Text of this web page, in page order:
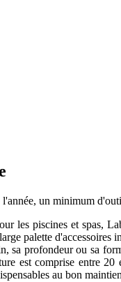
un minimum
les piscines et spas,
palette d'accessoires
sa profondeur ou sa
est comprise entre
au bon